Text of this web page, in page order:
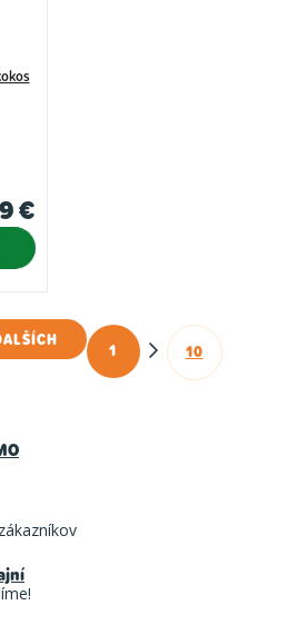
€
O
a
S
1 10